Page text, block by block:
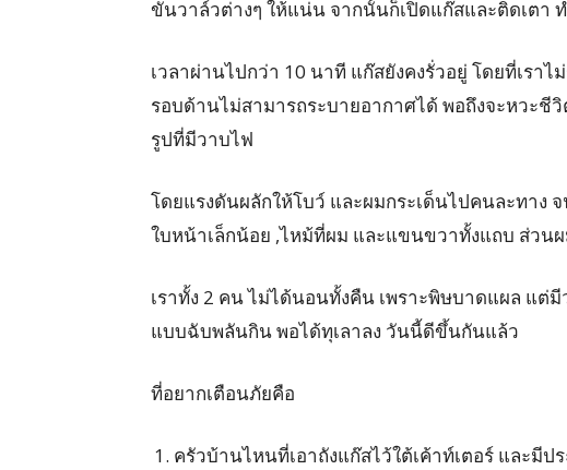
ขันวาล์วต่างๆ ให้แน่น จากนั้นก็เปิดแก๊สและติดเตา
เวลาผ่านไปกว่า 10 นาที แก๊สยังคงรั่วอยู่ โดยที่เรา
รอบด้านไม่สามารถระบายอากาศได้ พอถึงจะหวะชี
รูปที่มีวาบไฟ
โดยแรงดันผลักให้โบว์ และผมกระเด็นไปคนละทาง
ใบหน้าเล็กน้อย ,ไหม้ที่ผม และแขนขวาทั้งแถบ ส่วน
เราทั้ง 2 คน ไม่ได้นอนทั้งคืน เพราะพิษบาดแผล แต่
แบบฉับพลันกิน พอได้ทุเลาลง วันนี้ดีขึ้นกันแล้ว
ที่อยากเตือนภัยคือ
ครัวบ้านไหนที่เอาถังแก๊สไว้ใต้เค้าท์เตอร์ และมี